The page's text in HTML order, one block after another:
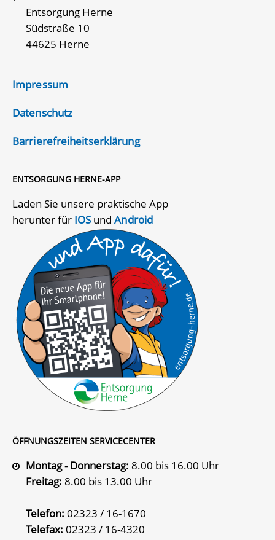
Entsorgung Herne
Südstraße 10
44625 Herne
Impressum
Datenschutz
Barrierefreiheitserklärung
ENTSORGUNG HERNE-APP
Laden Sie unsere praktische App
herunter für IOSundAndroid
ÖFFNUNGSZEITEN SERVICECENTER
Montag - Donnerstag: 8.00 bis 16.00 Uhr
Freitag: 8.00 bis 13.00 Uhr
Telefon: 02323 / 16-1670
Telefax: 02323 / 16-4320